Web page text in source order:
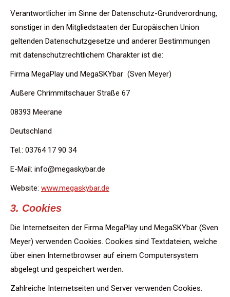
Verantwortlicher im Sinne der Datenschutz-Grundverordnung,
sonstiger in den Mitgliedstaaten der Europäischen Union
geltenden Datenschutzgesetze und anderer Bestimmungen
mit datenschutzrechtlichem Charakter ist die:
Firma MegaPlay und MegaSKYbar (Sven Meyer)
Äußere Chrimmitschauer Straße 67
08393 Meerane
Deutschland
Tel.: 03764 17 90 34
E-Mail: info@megaskybar.de
Website: www.megaskybar.de
3. Cookies
Die Internetseiten der Firma MegaPlay und MegaSKYbar (Sven
Meyer) verwenden Cookies. Cookies sind Textdateien, welche
über einen Internetbrowser auf einem Computersystem
abgelegt und gespeichert werden.
Zahlreiche Internetseiten und Server verwenden Cookies.